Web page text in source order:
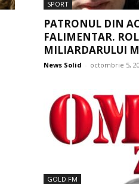
SPORT
PATRONUL DIN
FALIMENTAR.
MILIARDARULUI
News Solid - octombrie 5,
GOLD FM